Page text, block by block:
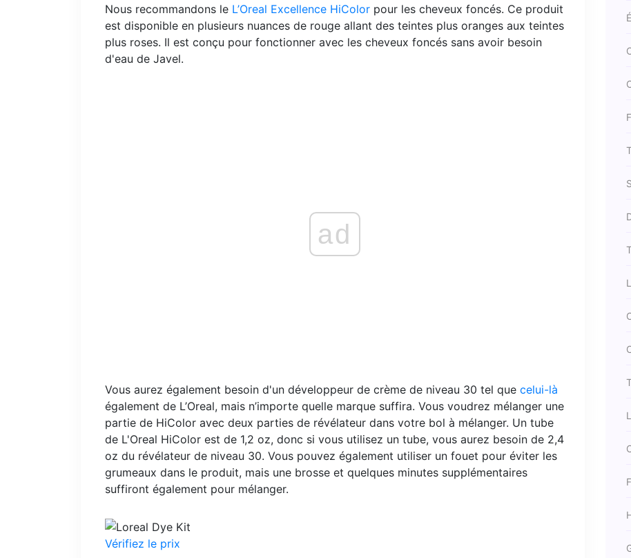
Nous recommandons le L’Oreal Excellence HiColor pour les cheveux foncés. Ce produit
est disponible en plusieurs nuances de rouge allant des teintes plus oranges aux teintes
plus roses. Il est conçu pour fonctionner avec les cheveux foncés sans avoir besoin
d'eau de Javel.
ad
Vous aurez également besoin d'un développeur de crème de niveau 30 tel que celui-là
également de L’Oreal, mais n’importe quelle marque suffira. Vous voudrez mélanger une
partie de HiColor avec deux parties de révélateur dans votre bol à mélanger. Un tube
de L'Oreal HiColor est de 1,2 oz, donc si vous utilisez un tube, vous aurez besoin de 2,4
oz du révélateur de niveau 30. Vous pouvez également utiliser un fouet pour éviter les
grumeaux dans le produit, mais une brosse et quelques minutes supplémentaires
suffiront également pour mélanger.
Vérifiez le prix